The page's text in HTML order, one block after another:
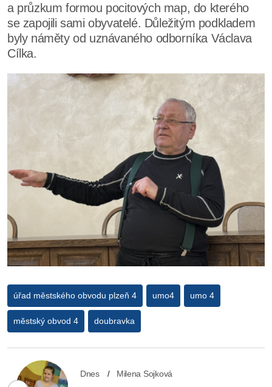
a průzkum formou pocitových map, do kterého
se zapojili sami obyvatelé. Důležitým podkladem
byly náměty od uznávaného odborníka Václava
Cílka.
úřad městského obvodu plzeň 4 umo4 umo 4
městský obvod 4 doubravka
Dnes Milena Sojková